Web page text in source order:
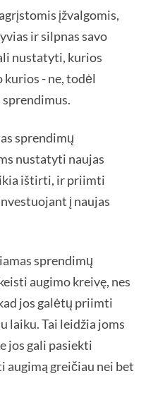
įžvalgomis,
ir silpnas savo
nustatyti, kurios
- ne, todėl
sprendimų
nustatyti naujas
ištirti, ir priimti
į naujas
sprendimų
augimo kreivę, nes
jos galėtų priimti
laiku. Tai leidžia joms
jos gali pasiekti
augimą greičiau nei bet